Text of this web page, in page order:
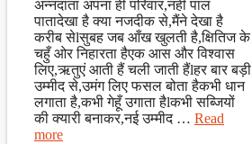
अन्नदाता अपना ही परिवार,नहीं पाल
पातादेखा है क्या नजदीक से,मैंने देखा है
करीब सेlसुबह जब आँख खुलती है,क्षितिज के
चहुँ ओर निहारता हैएक आस और विश्वास
लिए,ऋतुएं आती हैं चली जाती हैंlहर बार बड़ी
उम्मीद से,उमंग लिए फसल बोता हैकभी धान
लगाता है,कभी गेहूँ उगाता हैlकभी सब्जियों
की क्यारी बनाकर,नई उम्मीद … Read
more